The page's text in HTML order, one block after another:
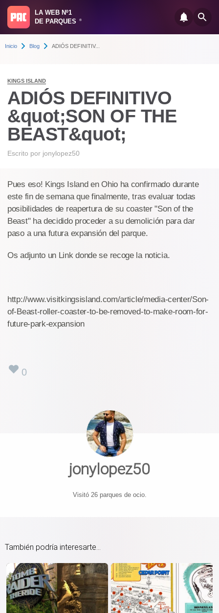
LA WEB Nº1
DE PARQUES
®
Inicio Blog ADIÓS DEFINITIV...
KINGS ISLAND
ADIÓS DEFINITIVO
&quot;SON OF THE
BEAST&quot;
Escrito por jonylopez50
Pues eso! Kings Island en Ohio ha confirmado durante
este fin de semana que finalmente, tras evaluar todas
posibilidades de reapertura de su coaster "Son of the
Beast" ha decidido proceder a su demolición para dar
paso a una futura expansión del parque.
Os adjunto un Link donde se recoge la noticia.
http://www.visitkingsisland.com/article/media-center/Son-
of-Beast-roller-coaster-to-be-removed-to-make-room-for-
future-park-expansion
0
jonylopez50
Visitó 26 parques de ocio.
También podría interesarte...